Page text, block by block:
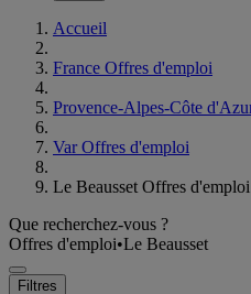
Accueil
France Offres d'emploi
Provence-Alpes-Côte
Var Offres d'emploi
Le Beausset Offres d'emploi
Que recherchez-vous ?
Offres d'emploi•Le Beausset
Filtres